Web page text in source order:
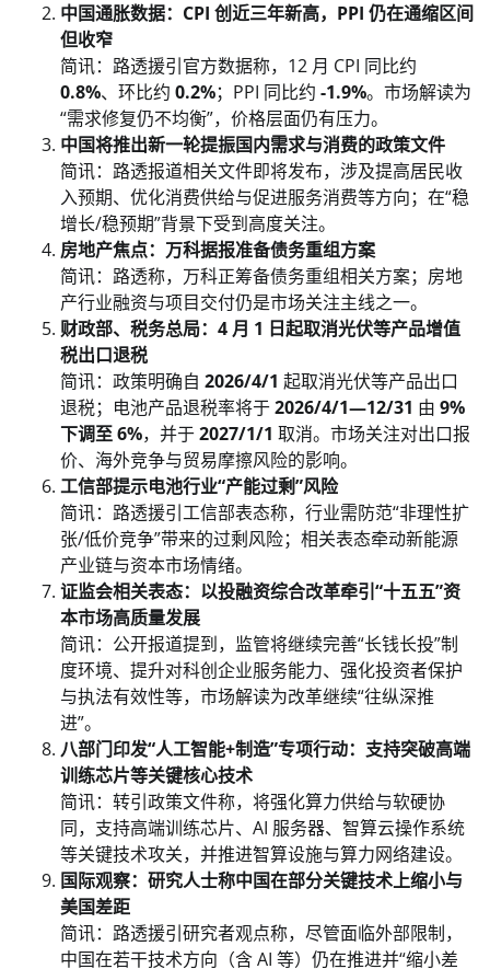
中国通胀数据：CPI 创近三年新高，PPI 仍在通缩区间
但收窄
简讯：路透援引官方数据称，12 月 CPI 同比约
0.8%、环比约 0.2%；PPI 同比约 -1.9%。市场解读为
“需求修复仍不均衡”，价格层面仍有压力。
中国将推出新一轮提振国内需求与消费的政策文件
简讯：路透报道相关文件即将发布，涉及提高居民收
入预期、优化消费供给与促进服务消费等方向；在“稳
增长/稳预期”背景下受到高度关注。
房地产焦点：万科据报准备债务重组方案
简讯：路透称，万科正筹备债务重组相关方案；房地
产行业融资与项目交付仍是市场关注主线之一。
财政部、税务总局：4 月 1 日起取消光伏等产品增值
税出口退税
简讯：政策明确自 2026/4/1 起取消光伏等产品出口
退税；电池产品退税率将于2026/4/1—12/31 由 9%
下调至 6%，并于2027/1/1 取消。市场关注对出口报
价、海外竞争与贸易摩擦风险的影响。
工信部提示电池行业“产能过剩”风险
简讯：路透援引工信部表态称，行业需防范“非理性扩
张/低价竞争”带来的过剩风险；相关表态牵动新能源
产业链与资本市场情绪。
证监会相关表态：以投融资综合改革牵引“十五五”资
本市场高质量发展
简讯：公开报道提到，监管将继续完善“长钱长投”制
度环境、提升对科创企业服务能力、强化投资者保护
与执法有效性等，市场解读为改革继续“往纵深推
进”。
八部门印发“人工智能+制造”专项行动：支持突破高端
训练芯片等关键核心技术
简讯：转引政策文件称，将强化算力供给与软硬协
同，支持高端训练芯片、AI 服务器、智算云操作系统
等关键技术攻关，并推进智算设施与算力网络建设。
国际观察：研究人士称中国在部分关键技术上缩小与
美国差距
简讯：路透援引研究者观点称，尽管面临外部限制，
中国在若干技术方向（含 AI 等）仍在推进并“缩小差